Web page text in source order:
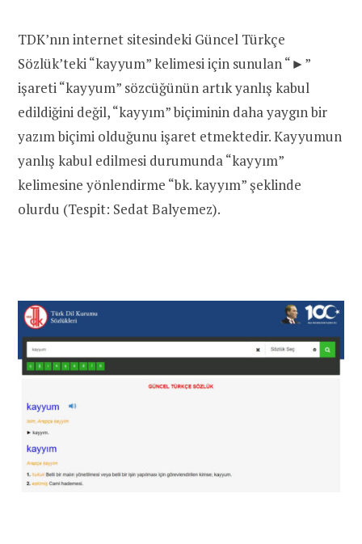
TDK’nın internet sitesindeki Güncel Türkçe
Sözlük’teki “kayyum” kelimesi için sunulan“►”
işareti “kayyum” sözcüğünün artık yanlış kabul
edildiğini değil, “kayyım” biçiminin daha yaygın bir
yazım biçimi olduğunu işaret etmektedir. Kayyumun
yanlış kabul edilmesi durumunda “kayyım”
kelimesine yönlendirme “bk.kayyım” şeklinde
olurdu (Tespit: Sedat Balyemez).